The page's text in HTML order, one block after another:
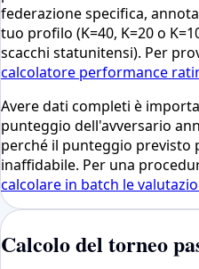
federazione specifica,
tuo profilo (K=40, K=20 o
scacchi statunitensi). Per
calcolatore performance
Avere dati completi è
punteggio dell'avversario
perché il punteggio previsto
inaffidabile. Per una
calcolare in batch le
Calcolo del torneo